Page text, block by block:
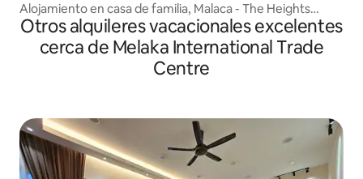
Alojamiento en casa de familia, Malaca - The Heights
Residences
Otros alquileres vacacionales excelentes
cerca de Melaka International Trade
Centre